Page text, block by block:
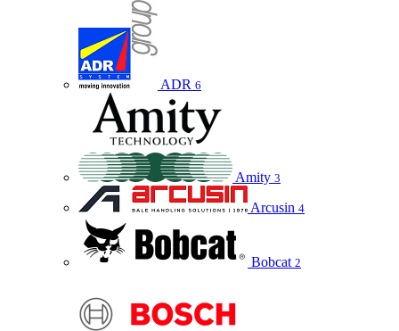
ADR 6
Amity 3
Arcusin 4
Bobcat 2